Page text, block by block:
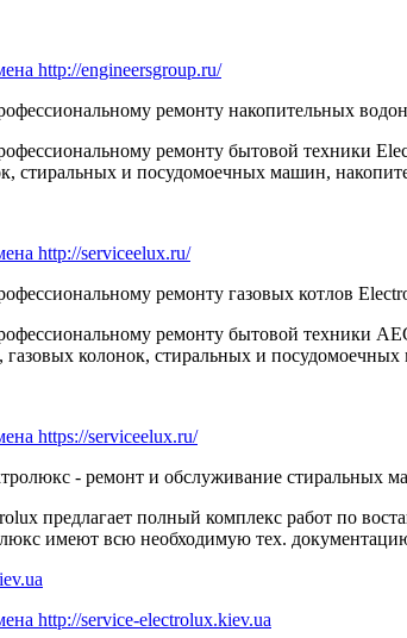
ремонту накопительных
ремонту бытовой техники
стиральных и посудомоечных машин,
ремонту газовых котлов
ремонту бытовой техники
газовых колонок, стиральных и
- ремонт и обслуживание стиральных
предлагает полный комплекс работ по
имеют всю необходимую тех.